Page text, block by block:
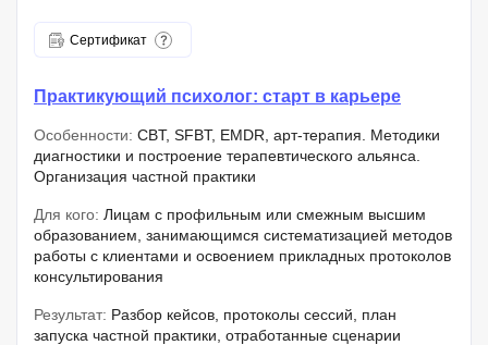
Сертификат
Практикующий психолог: старт в карьере
Особенности: CBT, SFBT, EMDR, арт-терапия. Методики
диагностики и построение терапевтического альянса.
Организация частной практики
Для кого: Лицам с профильным или смежным высшим
образованием, занимающимся систематизацией методов
работы с клиентами и освоением прикладных протоколов
консультирования
Результат: Разбор кейсов, протоколы сессий, план
запуска частной практики, отработанные сценарии